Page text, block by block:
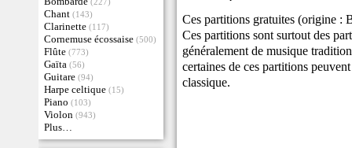
Chant (143)
Clarinette (117)
Cornemuse écossaise (500)
Flûte (773)
Gaïta (56)
Guitare (94)
Harpe celtique (15)
Piano (103)
Violon (943)
Plus…
Ces partitions gratuites (origine :
Ces partitions sont surtout des
généralement de musique
certaines de ces partitions
classique.